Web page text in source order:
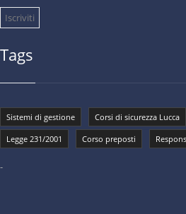
Tags
Sistemi di gestione Corsi di sicurezza Lucca
Legge 231/2001 Corso preposti
-